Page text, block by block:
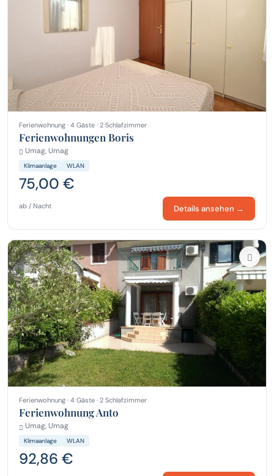
Ferienwohnung · 4 Gäste · 2 Schlafzimmer
Ferienwohnungen Boris
Umag, Umag
Klimaanlage WLAN
75,00 €
ab / Nacht Details ansehen →
Ferienwohnung · 4 Gäste · 2 Schlafzimmer
Ferienwohnung Anto
Umag, Umag
Klimaanlage WLAN
92,86 €